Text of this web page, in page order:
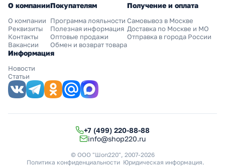
О компании
О компании
Реквизиты
Контакты
Вакансии
Покупателям
Программа лояльности
Полезная информация
Оптовые продажи
Обмен и возврат товара
Получение и оплата
Самовывоз в Москве
Доставка по Москве и МО
Отправка в города России
Информация
Новости
Статьи
+7 (499) 220-88-88
info@shop220.ru
© ООО "Шоп220", 2007-2026
Политика конфиденциальности Юридическая информация.